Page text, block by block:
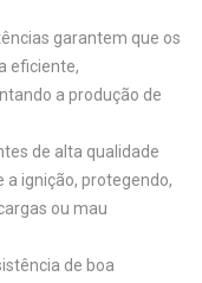
garantem que os
eficiente,
a produção de
de alta qualidade
ignição, protegendo,
ou mau
de boa